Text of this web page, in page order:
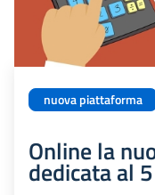
nuova piattaforma
Online la
dedicata al